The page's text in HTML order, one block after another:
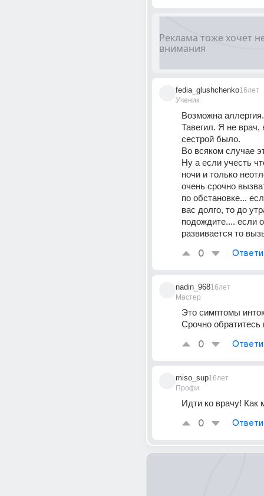
fedia_glushchenko
Ученик
16лет
Возможна
Тавегил. Я не врач,
сестрой было.
Во всяком случае
Ну а если учесть
ночи и только
очень срочно
по обстановке...
вас долго, то до
подождите.... если
развивается то
0
nadin_968
Мастер
16лет
Это симптомы
Срочно обратитесь
0
miso_sup
Профи
16лет
Идти ко врачу! Как
0